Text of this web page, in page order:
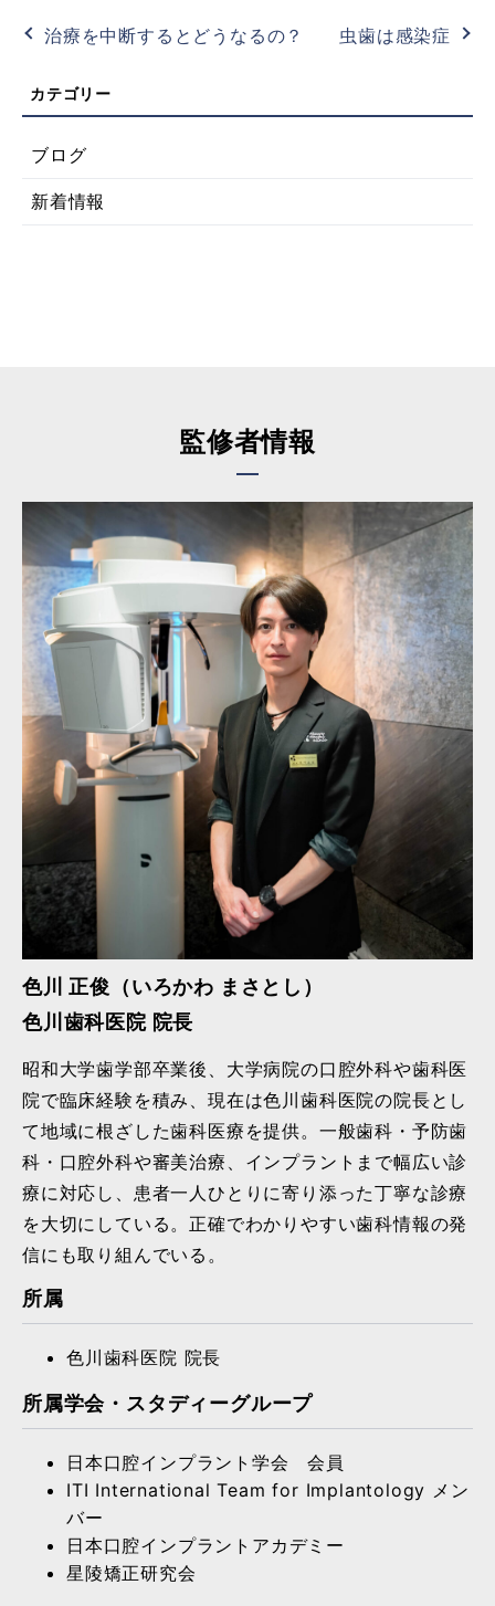
治療を中断するとどうなるの？ 虫歯は感染症
ブログ
新着情報
監修者情報
色川 正俊（いろかわ まさとし）
色川歯科医院 院長
昭和大学歯学部卒業後、大学病院の口腔外科や歯科医
院で臨床経験を積み、現在は色川歯科医院の院長とし
て地域に根ざした歯科医療を提供。一般歯科・予防歯
科・口腔外科や審美治療、インプラントまで幅広い診
療に対応し、患者一人ひとりに寄り添った丁寧な診療
を大切にしている。正確でわかりやすい歯科情報の発
信にも取り組んでいる。
所属
色川歯科医院 院長
所属学会・スタディーグループ
日本口腔インプラント学会 会員
ITI International Team for Implantology メン
バー
日本口腔インプラントアカデミー
星陵矯正研究会